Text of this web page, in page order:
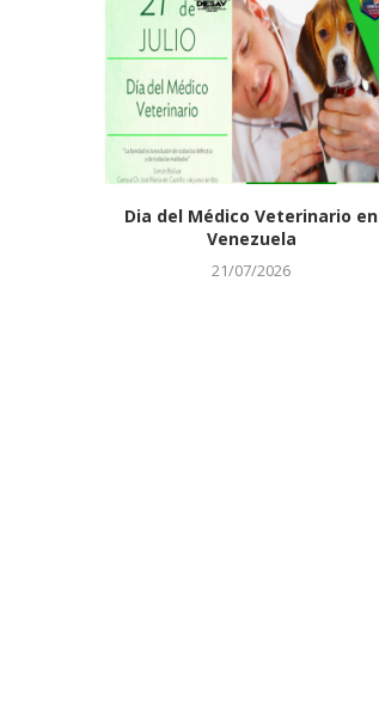
Dia del Médico Veterinario en
Venezuela
21/07/2026